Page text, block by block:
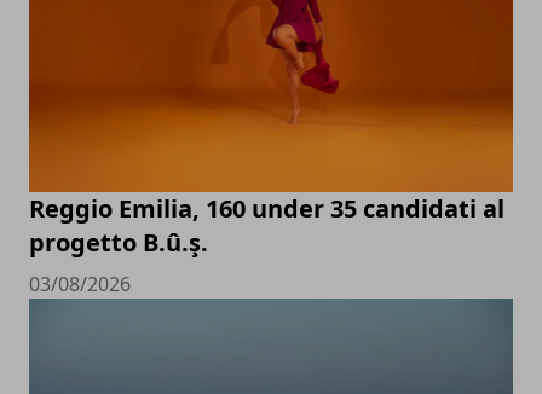
Reggio Emilia, 160 under 35 candidati al
progetto B.û.ş.
03/08/2026